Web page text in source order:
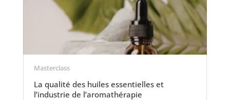
Masterclass
La qualité des huiles essentielles et
l’industrie de l’aromathérapie